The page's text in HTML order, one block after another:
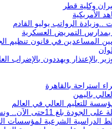
وكلية قطر
الأمريكية
الرواتب يوليو القادم
التمريض العسكرية
المساعدين في قانون تنظيم
بالإعتذار ويهددون بالإضراب
باليمن
ونسعى لتحسين جودة الخريجين
الدراسية الشرعية لمؤسسات